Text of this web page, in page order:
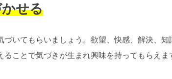
せる
づいてもらいましょう。欲望、快感、解決、知
ることで気づきが生まれ興味を持ってもらえま